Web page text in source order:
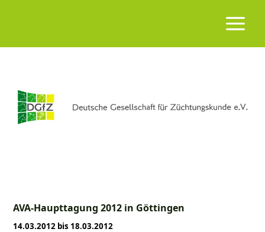
AVA-Haupttagung 2012 in Göttingen
14.03.2012 bis 18.03.2012